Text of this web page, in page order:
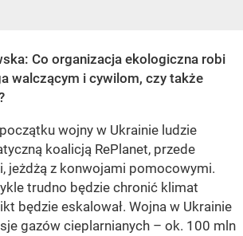
Co organizacja ekologiczna robi
walczącym i cywilom, czy także
wojny w Ukrainie ludzie
koalicją RePlanet, przede
jeżdżą z konwojami pomocowymi.
trudno będzie chronić klimat
będzie eskalował. Wojna w Ukrainie
gazów cieplarnianych – ok. 100 mln